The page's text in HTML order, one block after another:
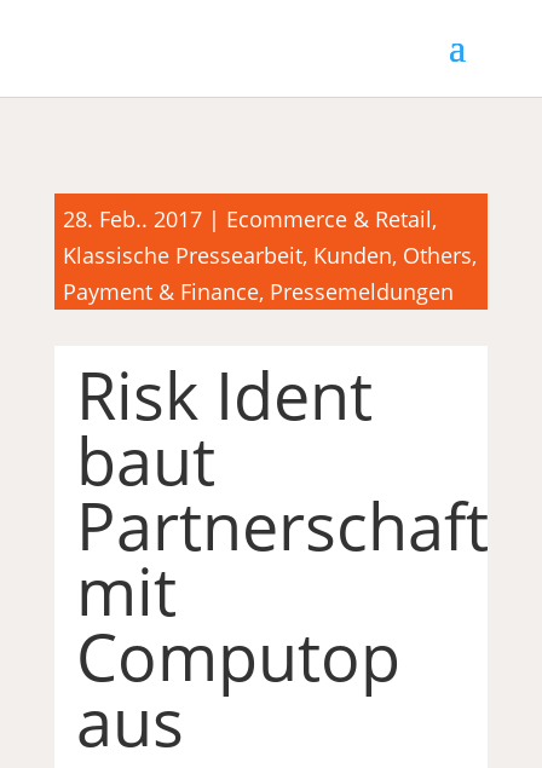
28. Feb.. 2017| Ecommerce & Retail,
Klassische Pressearbeit, Kunden, Others,
Payment & Finance, Pressemeldungen
Risk Ident
baut
Partnerschaft
mit
Computop
aus